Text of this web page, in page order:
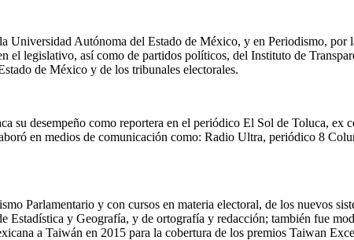
Universidad Autónoma del Estado de México, y en Periodismo,
el legislativo, así como de partidos políticos, del Instituto de
de México y de los tribunales electorales.
su desempeño como reportera en el periódico El Sol de Toluca,
en medios de comunicación como: Radio Ultra, periódico 8
Parlamentario y con cursos en materia electoral, de los nuevos
Estadística y Geografía, y de ortografía y redacción; también fue
a Taiwán en 2015 para la cobertura de los premios Taiwan